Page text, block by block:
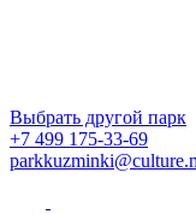
Выбрать другой парк
+7 499 175-33-69